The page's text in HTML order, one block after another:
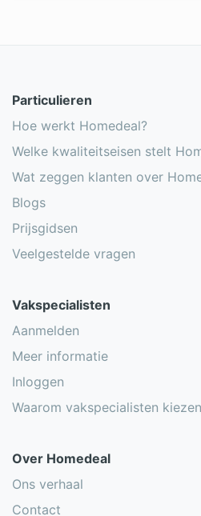
Particulieren
Hoe werkt Homedeal?
Welke kwaliteitseisen stelt
Wat zeggen klanten over
Blogs
Prijsgidsen
Veelgestelde vragen
Vakspecialisten
Aanmelden
Meer informatie
Inloggen
Waarom vakspecialisten
Over Homedeal
Ons verhaal
Contact